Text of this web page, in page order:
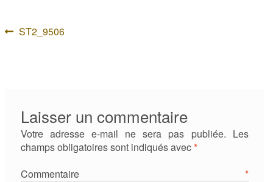
Navigation
Article
ST2_9506
Laisser un commentaire
Votre adresse e-mail ne sera pas publiée. Les
champs obligatoires sont indiqués avec*
Commentaire *